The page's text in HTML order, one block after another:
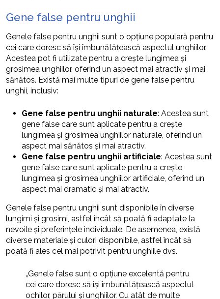
Gene false pentru unghii
Genele false pentru unghii sunt o opțiune populară pentru
cei care doresc să își îmbunătățească aspectul unghiilor.
Acestea pot fi utilizate pentru a crește lungimea și
grosimea unghiilor, oferind un aspect mai atractiv și mai
sănătos. Există mai multe tipuri de gene false pentru
unghii, inclusiv:
Gene false pentru unghii naturale: Acestea sunt
gene false care sunt aplicate pentru a crește
lungimea și grosimea unghiilor naturale, oferind un
aspect mai sănătos și mai atractiv.
Gene false pentru unghii artificiale: Acestea sunt
gene false care sunt aplicate pentru a crește
lungimea și grosimea unghiilor artificiale, oferind un
aspect mai dramatic și mai atractiv.
Genele false pentru unghii sunt disponibile în diverse
lungimi și grosimi, astfel încât să poată fi adaptate la
nevoile și preferințele individuale. De asemenea, există
diverse materiale și culori disponibile, astfel încât să
poată fi ales cel mai potrivit pentru unghiile dvs.
„Genele false sunt o opțiune excelentă pentru
cei care doresc să își îmbunătățească aspectul
ochilor, părului și unghiilor. Cu atât de multe